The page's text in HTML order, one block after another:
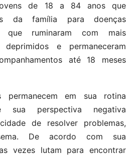
de 18 a 84 anos que
da família para doenças
que ruminaram com mais
e permaneceram
até 18 meses
permanecem em sua rotina
sua perspectiva negativa
de resolver problemas,
De acordo com sua
vezes lutam para encontrar